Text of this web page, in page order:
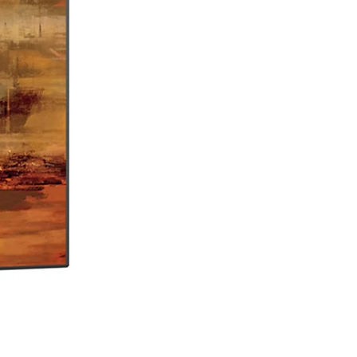
inputs
Configuration:
Cabinet Construction:
design
Conteúdo da Embalagem
Cabos de ligação
Cabo de alimentação
Comando remoto
Documentação do produto